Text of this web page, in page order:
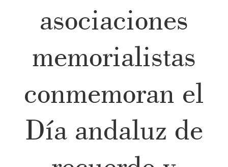
asociaciones
memorialistas
conmemoran el
Día andaluz de